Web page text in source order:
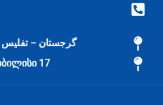
گرجستان – تفلیس –
17 პეტრე მელიქიშვილის ქუჩა, თბილისი